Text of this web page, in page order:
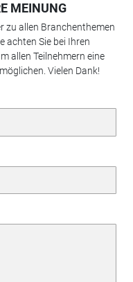
MEINUNG
zu allen Branchenthemen
achten Sie bei Ihren
allen Teilnehmern eine
Vielen Dank!